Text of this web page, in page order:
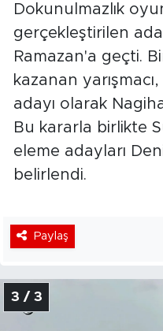
Dokunulmazlık
gerçekleştirilen
Ramazan'a geçti.
kazanan
adayı olarak
Bu kararla birlikte
eleme adayları
belirlendi.
Paylaş
3 / 3